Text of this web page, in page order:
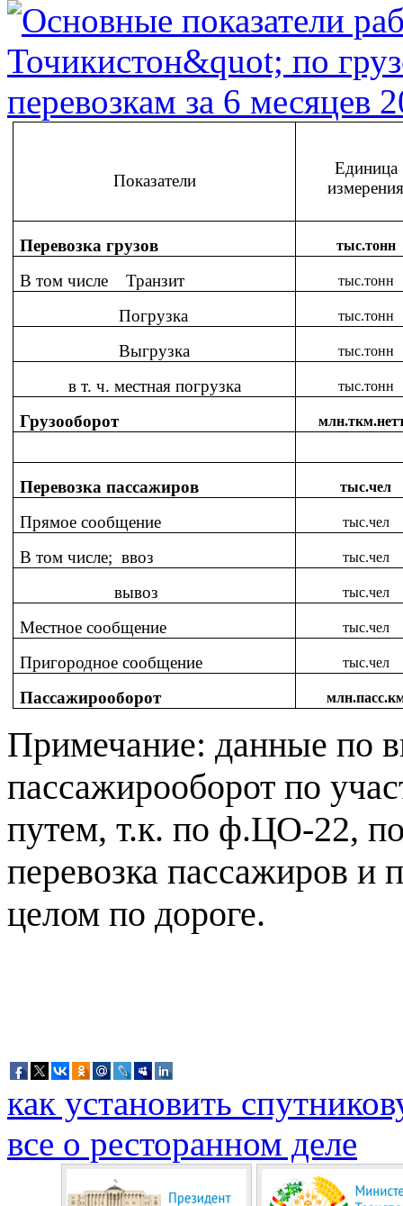
Единица
Показатели
Перевозка грузов тыс.тонн
В том числе Транзит тыс.тонн
Погрузка тыс.тонн
Выгрузка тыс.тонн
в т. ч. местная погрузка тыс.тонн
Грузооборот
Перевозка пассажиров тыс.чел
Прямое сообщение тыс.чел
В том числе; ввоз тыс.чел
вывоз тыс.чел
Местное сообщение тыс.чел
Пригородное сообщение тыс.чел
Пассажирооборот
Примечание: данные по
пассажирооборот по
путем, т.к. по ф.ЦО-22,
перевозка пассажиров и
целом по дороге.
как установить
все о ресторанном деле